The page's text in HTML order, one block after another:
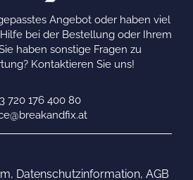
Angebot oder haben viel
bei der Bestellung oder Ihrem
haben sonstige Fragen zu
Kontaktieren Sie uns!
720 176 400 80
, Datenschutzinformation, AGB